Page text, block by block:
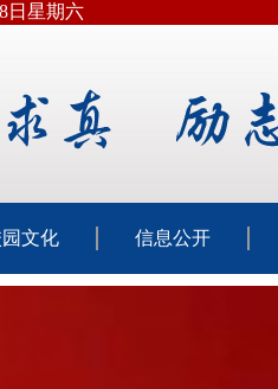
日星期六
文化 信息公开